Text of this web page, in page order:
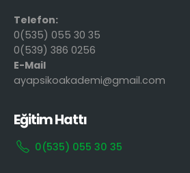
Telefon:
0(535) 055 30 35
0(539) 386 0256
E-Mail
ayapsikoakademi@gmail.com
Eğitim Hattı
0(535) 055 30 35